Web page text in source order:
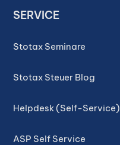
SERVICE
Stotax Seminare
Stotax Steuer Blog
Helpdesk (Self-Service)
ASP Self Service